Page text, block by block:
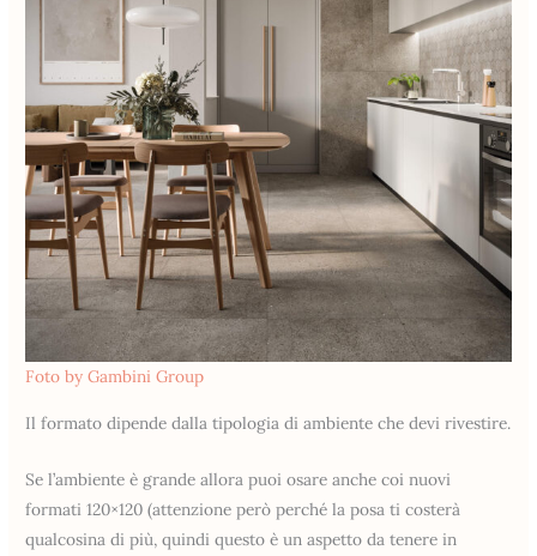
Foto by Gambini Group
Il formato dipende dalla tipologia di ambiente che devi rivestire.
Se l’ambiente è grande allora puoi osare anche coi nuovi
formati 120×120 (attenzione però perché la posa ti costerà
qualcosina di più, quindi questo è un aspetto da tenere in